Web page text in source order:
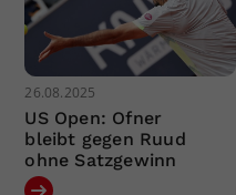
26.08.2025
US Open: Ofner
bleibt gegen Ruud
ohne Satzgewinn